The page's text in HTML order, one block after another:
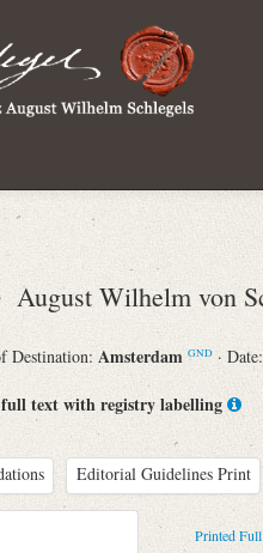
August Wilhelm von
Destination: Amsterdam GND ·
text with registry labelling
Editorial Guidelines Print
Printed